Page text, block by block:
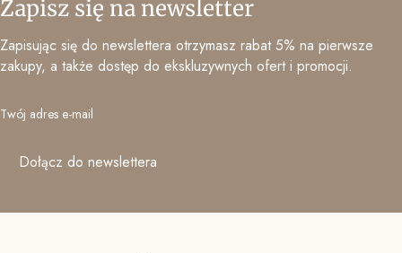
Zapisz się na newsletter
Zapisując się do newslettera otrzymasz rabat 5% na pierwsze
zakupy, a także dostęp do ekskluzywnych ofert i promocji.
Twój adres e-mail
Dołącz do newslettera